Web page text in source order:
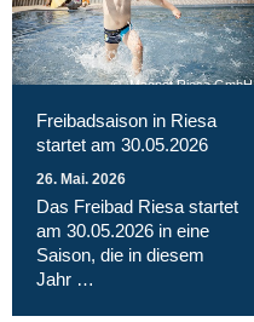
Magnet Riesa GmbH
Freibadsaison in Riesa
startet am 30.05.2026
26. Mai. 2026
Das Freibad Riesa startet
am 30.05.2026 in eine
Saison, die in diesem
Jahr …